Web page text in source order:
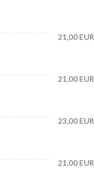
21,00 EUR
21,00 EUR
23,00 EUR
21,00 EUR